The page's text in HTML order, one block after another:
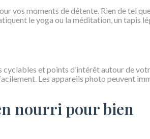
vos moments de détente. Rien de tel
le yoga ou la méditation, un tapis
cyclables et points d’intérêt autour de
Les appareils photo peuvent
nourri pour bien